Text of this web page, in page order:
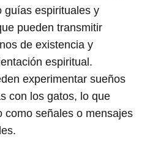
guías espirituales y
pueden transmitir
de existencia y
espiritual.
experimentar sueños
con los gatos, lo que
como señales o mensajes